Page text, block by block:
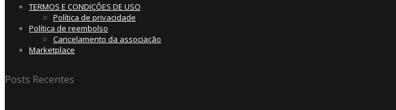
TERMOS E CONDIÇÕES DE USO
Política de privacidade
Política de reembolso
Cancelamento da associação
Marketplace
Posts Recentes